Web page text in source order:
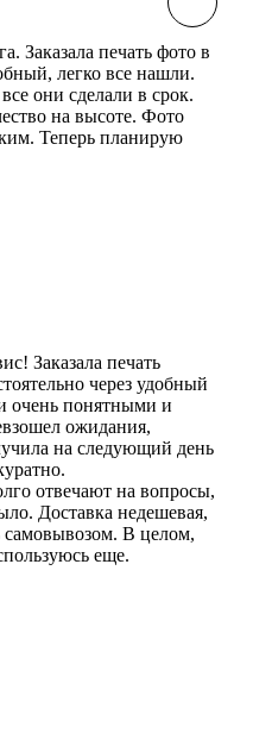
Заказала печать фото в
легко все нашли.
они сделали в срок.
на высоте. Фото
Теперь планирую
Заказала печать
через удобный
очень понятными и
ожидания,
на следующий день
отвечают на вопросы,
Доставка недешевая,
самовывозом. В целом,
еще.